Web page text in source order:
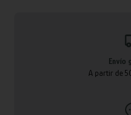
Envío
A partir de